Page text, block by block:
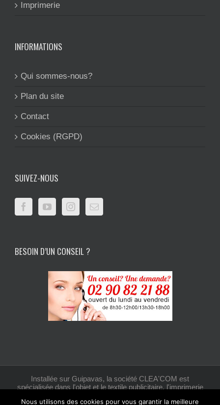
Imprimerie
INFORMATIONS
Qui sommes-nous?
Plan du site
Contact
Cookies (RGPD)
SUIVEZ-NOUS
BESOIN D’UN CONSEIL ?
Installée sur Guipavas, la société CLEA'COM est
spécialisée dans l'objet et le textile publicitaire, l'imprimerie
Nous utilisons des cookies pour vous garantir la meilleure